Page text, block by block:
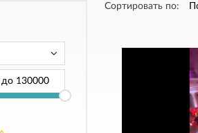
до
Сортировать по: